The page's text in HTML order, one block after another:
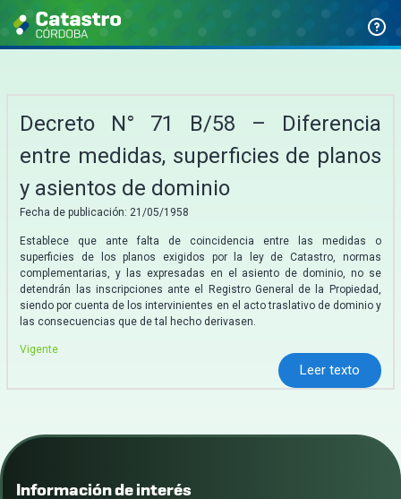
Decreto N° 71 B/58 – Diferencia
entre medidas, superficies de planos
y asientos de dominio
Fecha de publicación: 21/05/1958
Establece que ante falta de coincidencia entre las medidas o
superficies de los planos exigidos por la ley de Catastro, normas
complementarias, y las expresadas en el asiento de dominio, no se
detendrán las inscripciones ante el Registro General de la Propiedad,
siendo por cuenta de los intervinientes en el acto traslativo de dominio y
las consecuencias que de tal hecho derivasen.
Vigente
Leer texto